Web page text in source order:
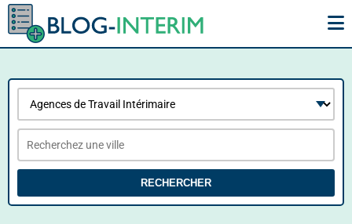
RECHERCHER